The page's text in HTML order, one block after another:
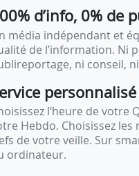
d’info, 0% de
média indépendant et
de l’information. Ni
ni conseil,
personnalisé
l‘heure de votre
Hebdo. Choisissez
de votre veille. Sur
ordinateur.